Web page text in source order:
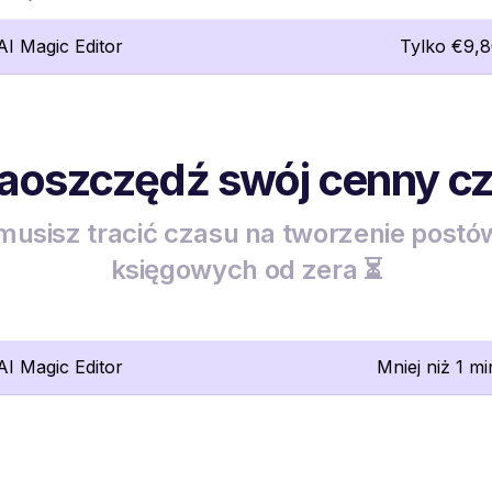
Magic Editor Tylko
swój cenny
tracić czasu na tworzenie
księgowych od zera ⏳
Magic Editor Mniej niż 1